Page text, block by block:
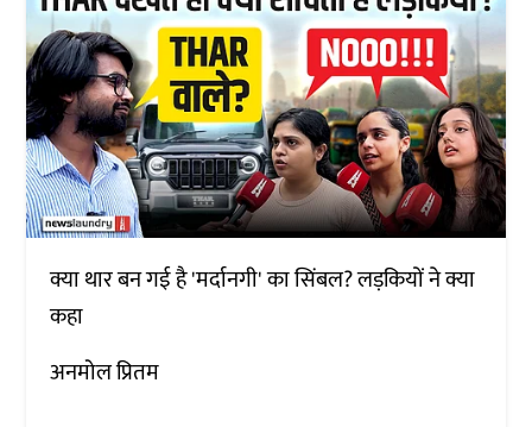
क्या थार बन गई है 'मर्दानगी' का सिंबल? लड़कियों ने क्या
कहा
अनमोल प्रितम